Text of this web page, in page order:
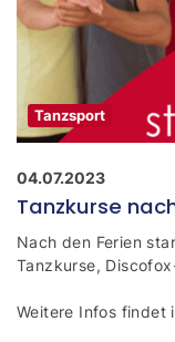
Tanzsport
04.07.2023
Tanzkurse
Nach den Ferien
Tanzkurse,
Weitere Infos findet